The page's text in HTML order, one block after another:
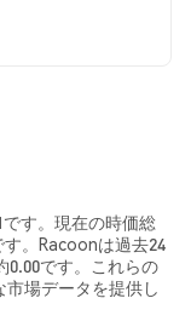
す。現在の時価総
。Racoonは過去24
0.00です。これらの
場データを提供し